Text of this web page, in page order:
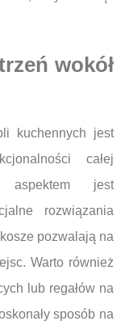
wokół
kuchennych jest
całej
aspektem jest
rozwiązania
pozwalają na
Warto również
lub regałów na
sposób na